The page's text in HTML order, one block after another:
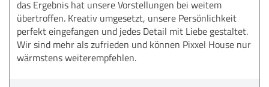
das Ergebnis hat unsere Vorstellungen bei weitem
übertroffen. Kreativ umgesetzt, unsere Persönlichkeit
perfekt eingefangen und jedes Detail mit Liebe gestaltet.
Wir sind mehr als zufrieden und können Pixxel House nur
wärmstens weiterempfehlen.